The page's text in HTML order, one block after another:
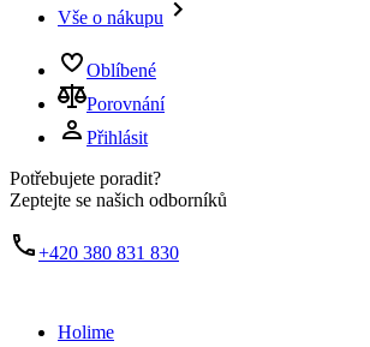
Vše o nákupu
Oblíbené
Porovnání
Přihlásit
Potřebujete poradit?
Zeptejte se našich odborníků
+420 380 831 830
Holime